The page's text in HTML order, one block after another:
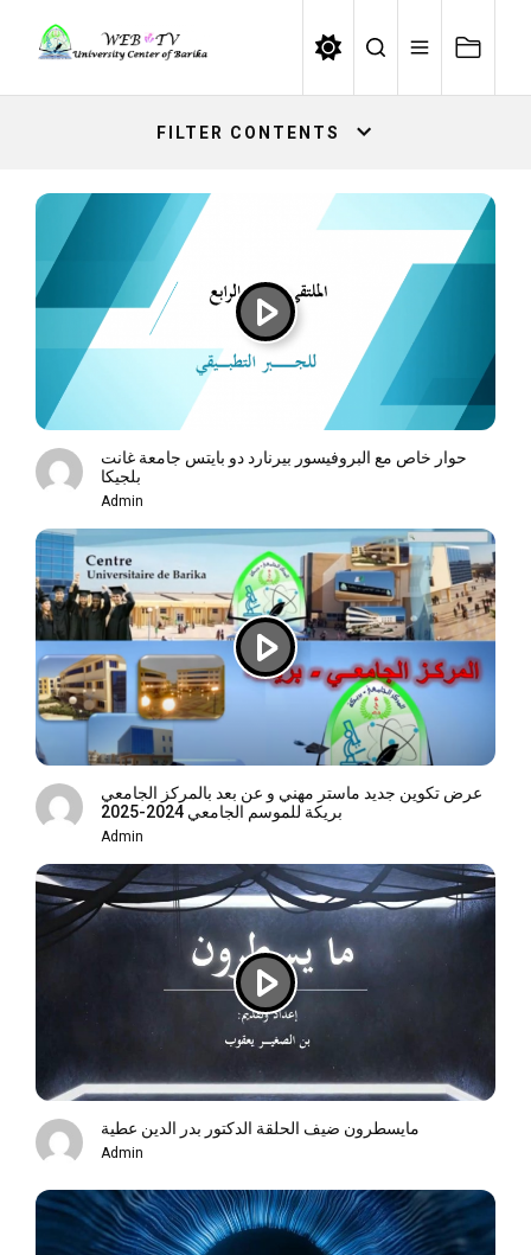
content
FILTER CONTENTS
حوار خاص مع البروفيسور بيرنارد دو بايتس جامعة غانت
بلجيكا
Admin
عرض تكوين جديد ماستر مهني و عن بعد بالمركز الجامعي
بريكة للموسم الجامعي 2024-2025
Admin
مايسطرون ضيف الحلقة الدكتور بدر الدين عطية
Admin